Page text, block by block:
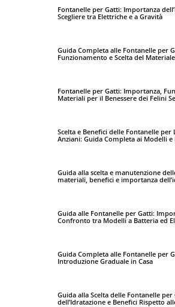
Fontanelle per Gatti: Importanza
Scegliere tra Elettriche e a Gravità
Guida Completa alle Fontanelle per
Funzionamento e Scelta del
Fontanelle per Gatti: Importanza,
Materiali per il Benessere dei Felini
Scelta e Benefici delle Fontanelle per
Anziani: Guida Completa ai Modelli
Guida alla scelta e manutenzione
materiali, benefici e importanza
Guida alle Fontanelle per Gatti:
Confronto tra Modelli a Batteria ed
Guida Completa alle Fontanelle per
Introduzione Graduale in Casa
Guida alla Scelta delle Fontanelle
dell’Idratazione e Benefici Rispetto